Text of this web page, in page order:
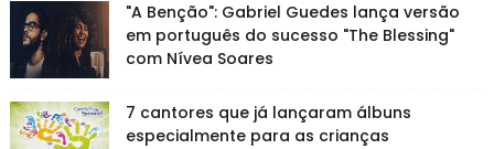
"A Benção": Gabriel Guedes lança versão
em português do sucesso "The Blessing"
com Nívea Soares
7 cantores que já lançaram álbuns
especialmente para as crianças